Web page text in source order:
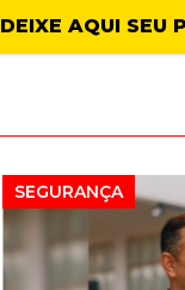
DEIXE AQUI SEU
SEGURANÇA